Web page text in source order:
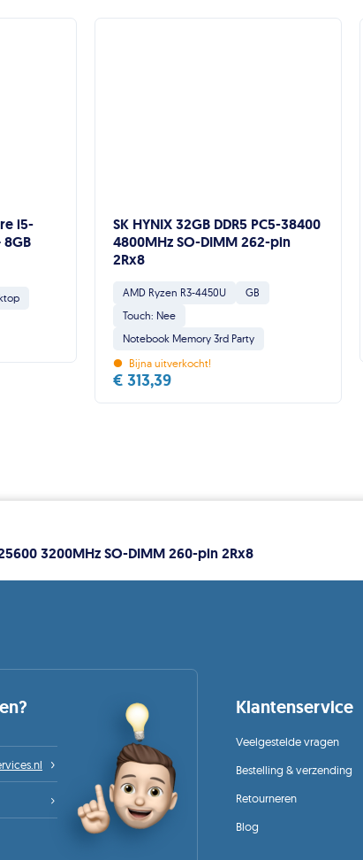
i5-
SK HYNIX 32GB DDR5 PC5-38400
4800MHz SO-DIMM 262-pin
2Rx8
AMD Ryzen R3-4450U
GB
Touch: Nee
Notebook Memory 3rd Party
• Bijna uitverkocht!
€ 313,39
3200MHz SO-DIMM 260-pin 2Rx8
Klantenservice
Veelgestelde vragen
Bestelling & verzending
Retourneren
Blog